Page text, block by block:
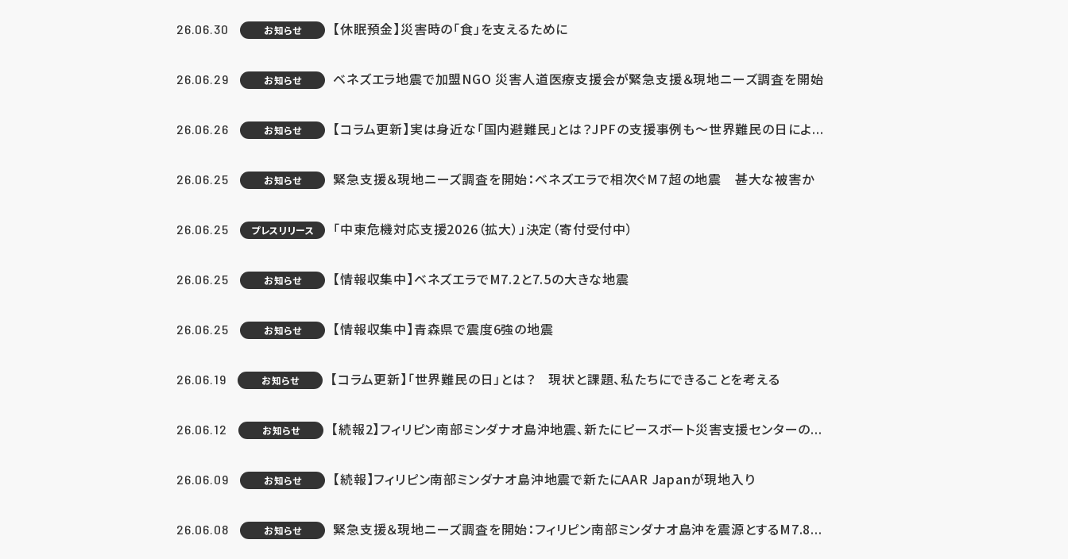
26.06.30 お知らせ 【休眠預金】災害時の「食」を支えるために
26.06.29 お知らせ ベネズエラ地震で加盟NGO 災害人道医療支援会が緊急支援＆現地ニーズ調査を開始
26.06.26 お知らせ 【コラム更新】実は身近な「国内避難民」とは？JPFの支援事例も～世界難民の日によ...
26.06.25 お知らせ 緊急支援＆現地ニーズ調査を開始：ベネズエラで相次ぐM７超の地震 甚大な被害か
26.06.25 プレスリリース 「中東危機対応支援2026（拡大）」決定（寄付受付中）
26.06.25 お知らせ 【情報収集中】ベネズエラでM7.2と7.5の大きな地震
26.06.25 お知らせ 【情報収集中】青森県で震度6強の地震
26.06.19 お知らせ 【コラム更新】「世界難民の日」とは？ 現状と課題、私たちにできることを考える
26.06.12 お知らせ 【続報2】フィリピン南部ミンダナオ島沖地震、新たにピースボート災害支援センターの...
26.06.09 お知らせ 【続報】フィリピン南部ミンダナオ島沖地震で新たにAAR Japanが現地入り
26.06.08 お知らせ 緊急支援＆現地ニーズ調査を開始：フィリピン南部ミンダナオ島沖を震源とするM7.8...